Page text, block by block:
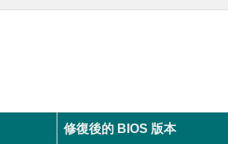
修復後的 BIOS 版本